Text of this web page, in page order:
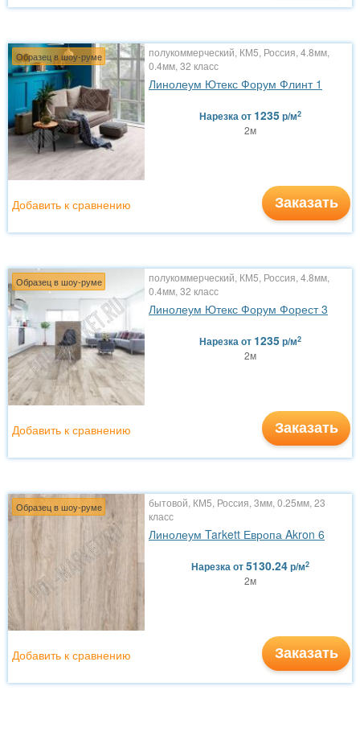
Образец в шоу-руме
полукоммерческий, КМ5, Россия, 4.8мм,
0.4мм, 32 класс
Линолеум Ютекс Форум Флинт 1
Нарезкаот 1235р/м2
2м
Заказать
Добавить к сравнению
Образец в шоу-руме
полукоммерческий, КМ5, Россия, 4.8мм,
0.4мм, 32 класс
Линолеум Ютекс Форум Форест 3
Нарезкаот 1235р/м2
2м
Заказать
Добавить к сравнению
Образец в шоу-руме
бытовой, КМ5, Россия, 3мм, 0.25мм, 23
класс
Линолеум Tarkett Европа Akron 6
Нарезкаот5130.24р/м2
2м
Заказать
Добавить к сравнению